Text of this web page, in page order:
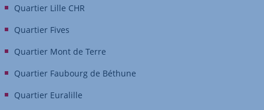
Quartier Lille CHR
Quartier Fives
Quartier Mont de Terre
Quartier Faubourg de Béthune
Quartier Euralille